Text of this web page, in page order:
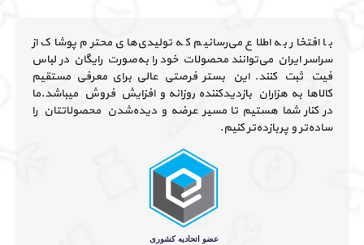
با افتخار به اطلاع می‌رسانیم که تولیدی‌های محترم پوشاک از
سراسر ایران می‌توانند محصولات خود را به‌صورت رایگان در لباس
فیت ثبت کنند. این بستر فرصتی عالی برای معرفی مستقیم
کالاها به هزاران بازدیدکننده روزانه و افزایش فروش میباشد.ما
در کنار شما هستیم تا مسیر عرضه و دیده‌شدن محصولاتتان را
ساده‌تر و پربازده‌تر کنیم.